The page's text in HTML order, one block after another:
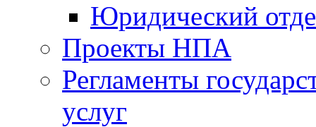
Юридический
Проекты НПА
Регламенты
услуг